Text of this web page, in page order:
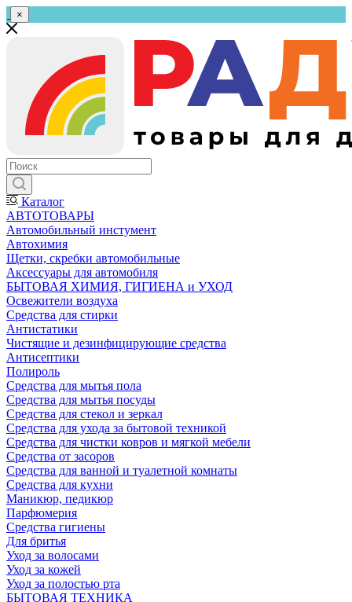
×
Каталог
АВТОТОВАРЫ
Автомобильный инстумент
Автохимия
Щетки, скребки автомобильные
Аксессуары для автомобиля
БЫТОВАЯ ХИМИЯ, ГИГИЕНА и УХОД
Освежители воздуха
Средства для стирки
Антистатики
Чистящие и дезинфицирующие средства
Антисептики
Полироль
Средства для мытья пола
Средства для мытья посуды
Средства для стекол и зеркал
Средства для ухода за бытовой техникой
Средства для чистки ковров и мягкой мебели
Средства от засоров
Средства для ванной и туалетной комнаты
Средства для кухни
Маникюр, педикюр
Парфюмерия
Средства гигиены
Для бритья
Уход за волосами
Уход за кожей
Уход за полостью рта
БЫТОВАЯ ТЕХНИКА